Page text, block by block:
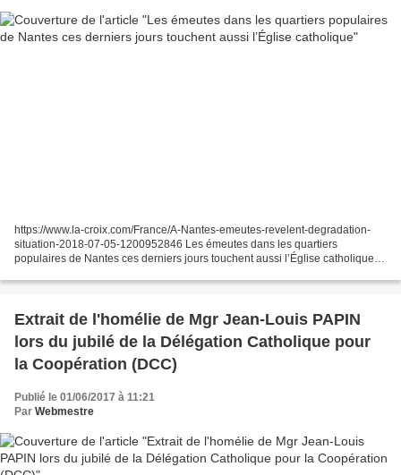
https://www.la-croix.com/France/A-Nantes-emeutes-revelent-degradation-
situation-2018-07-05-1200952846 Les émeutes dans les quartiers
populaires de Nantes ces derniers jours touchent aussi l’Église catholique :
Extrait de l'homélie de Mgr Jean-Louis PAPIN
lors du jubilé de la Délégation Catholique pour
la Coopération (DCC)
Publié le 01/06/2017 à 11:21
Par Webmestre